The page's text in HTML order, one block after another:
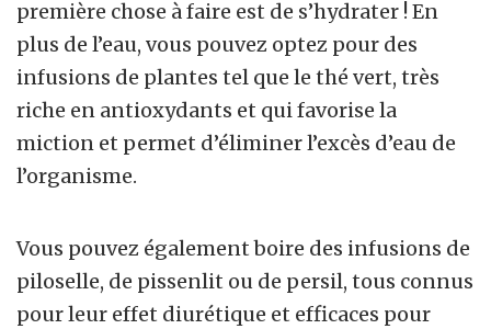
première chose à faire est de s’hydrater ! En
plus de l’eau, vous pouvez optez pour des
infusions de plantes tel que le thé vert, très
riche en antioxydants et qui favorise la
miction et permet d’éliminer l’excès d’eau de
l’organisme.
Vous pouvez également boire des infusions de
piloselle, de pissenlit ou de persil, tous connus
pour leur effet diurétique et efficaces pour